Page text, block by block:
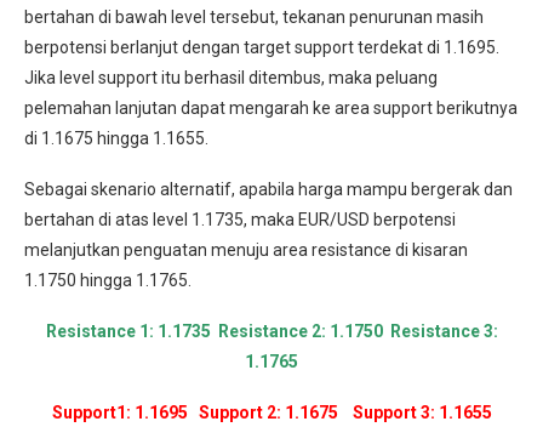
bertahan di bawah level tersebut, tekanan penurunan masih
berpotensi berlanjut dengan target support terdekat di 1.1695.
Jika level support itu berhasil ditembus, maka peluang
pelemahan lanjutan dapat mengarah ke area support berikutnya
di 1.1675 hingga 1.1655.
Sebagai skenario alternatif, apabila harga mampu bergerak dan
bertahan di atas level 1.1735, maka EUR/USD berpotensi
melanjutkan penguatan menuju area resistance di kisaran
1.1750 hingga 1.1765.
Resistance 1: 1.1735 Resistance 2: 1.1750 Resistance 3:
1.1765
Support1: 1.1695 Support 2: 1.1675 Support 3: 1.1655